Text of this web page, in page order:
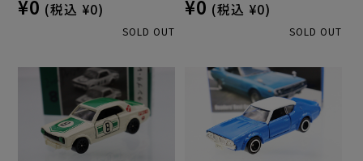
¥0 (税込 ¥0)
SOLD OUT
¥0 (税込 ¥0)
SOLD OUT